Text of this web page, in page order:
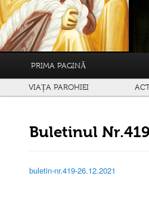
PRIMA PAGINĂ
VIAȚA PAROHIEI
Buletinul Nr.419
buletin-nr.419-26.12.2021